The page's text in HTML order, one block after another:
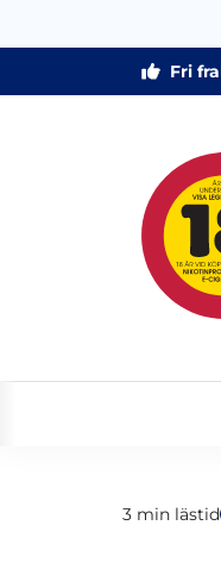
Fri
3 min lästid